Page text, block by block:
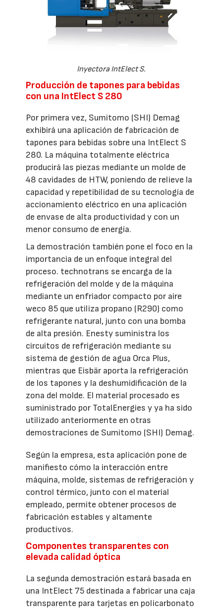
Inyectora IntElect S.
Producción de tapones para bebidas
con una IntElect S 280
Por primera vez, Sumitomo (SHI) Demag
exhibirá una aplicación de fabricación de
tapones para bebidas sobre una IntElect S
280. La máquina totalmente eléctrica
producirá las piezas mediante un molde de
48 cavidades de HTW, poniendo de relieve la
capacidad y repetibilidad de su tecnología de
accionamiento eléctrico en una aplicación
de envase de alta productividad y con un
menor consumo de energía.
La demostración también pone el foco en la
importancia de un enfoque integral del
proceso. technotrans se encarga de la
refrigeración del molde y de la máquina
mediante un enfriador compacto por aire
weco 85 que utiliza propano (R290) como
refrigerante natural, junto con una bomba
de alta presión. Enesty suministra los
circuitos de refrigeración mediante su
sistema de gestión de agua Orca Plus,
mientras que Eisbär aporta la refrigeración
de los tapones y la deshumidificación de la
zona del molde. El material procesado es
suministrado por TotalEnergies y ya ha sido
utilizado anteriormente en otras
demostraciones de Sumitomo (SHI) Demag.
Según la empresa, esta aplicación pone de
manifiesto cómo la interacción entre
máquina, molde, sistemas de refrigeración y
control térmico, junto con el material
empleado, permite obtener procesos de
fabricación estables y altamente
productivos.
Componentes transparentes con
elevada calidad óptica
La segunda demostración estará basada en
una IntElect 75 destinada a fabricar una caja
transparente para tarjetas en policarbonato